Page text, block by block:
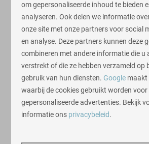
Filters
Sorteren op: Prijs laag -
Resultaten (3 parken)
om gepersonaliseerde inhoud te bieden
analyseren. Ook delen we informatie
onze site met onze partners voor social
en analyse. Deze partners kunnen deze
combineren met andere informatie die u
verstrekt of die ze hebben verzameld op
gebruik van hun diensten. Google maakt
waarbij de cookies gebruikt worden voor
gepersonaliseerde advertenties. Bekijk
informatie ons privacybeleid.